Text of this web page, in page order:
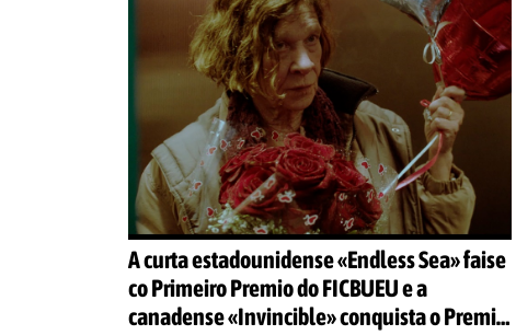
A curta estadounidense «Endless Sea» faise
co Primeiro Premio do FICBUEU e a
canadense «Invincible» conquista o Premio